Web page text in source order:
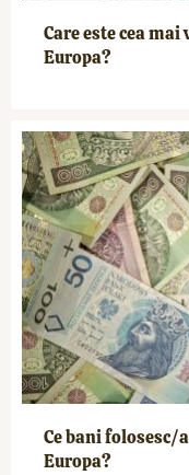
Care este cea
Europa?
Ce bani
Europa?